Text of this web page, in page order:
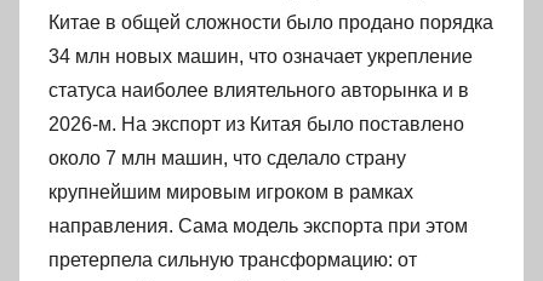
Китае в общей сложности было продано порядка
34 млн новых машин, что означает укрепление
статуса наиболее влиятельного авторынка и в
2026-м. На экспорт из Китая было поставлено
около 7 млн машин, что сделало страну
крупнейшим мировым игроком в рамках
направления. Сама модель экспорта при этом
претерпела сильную трансформацию: от